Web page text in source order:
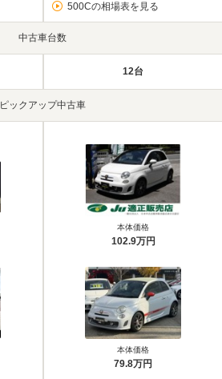
500Cの相場表を見る
中古車台数
12台
ピックアップ中古車
本体価格
102.9万円
本体価格
79.8万円